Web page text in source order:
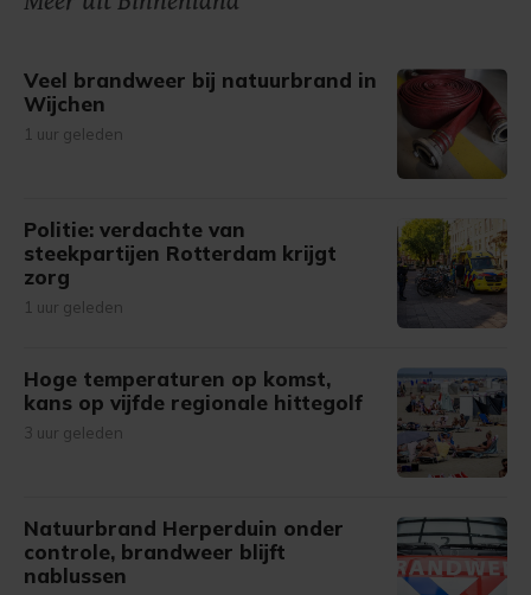
Veel brandweer bij natuurbrand in
Wijchen
1 uur geleden
Politie: verdachte van
steekpartijen Rotterdam krijgt
zorg
1 uur geleden
Hoge temperaturen op komst,
kans op vijfde regionale hittegolf
3 uur geleden
Natuurbrand Herperduin onder
controle, brandweer blijft
nablussen